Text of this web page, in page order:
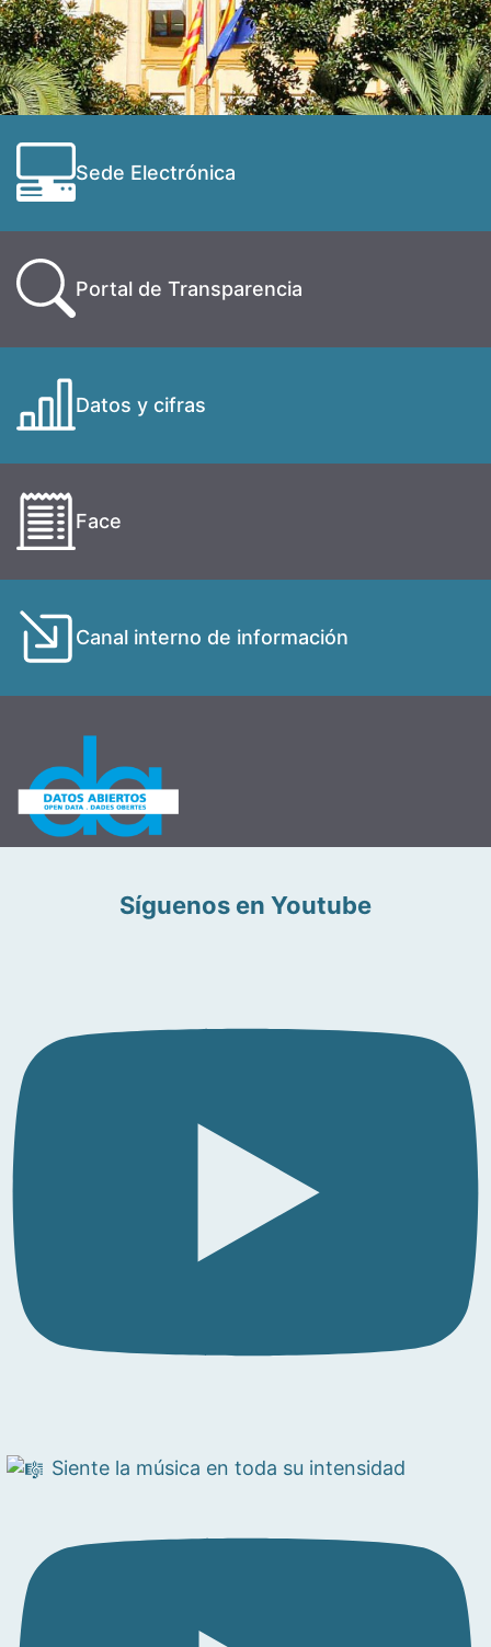
Sede Electrónica
Portal de Transparencia
Datos y cifras
Face
Canal interno de información
Síguenos en Youtube
Siente la música en toda su intensidad